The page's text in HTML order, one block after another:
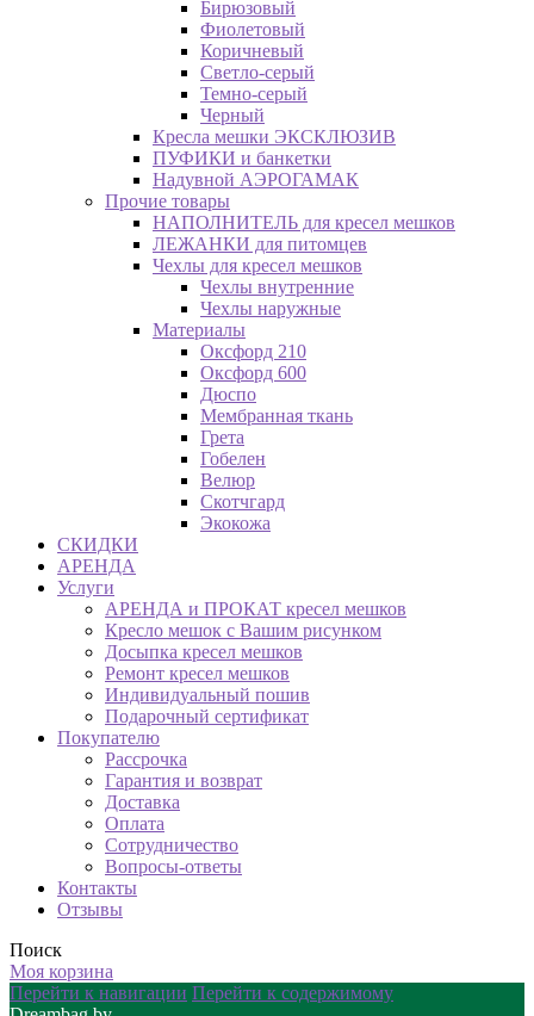
Бирюзовый
Фиолетовый
Коричневый
Светло-серый
Темно-серый
Черный
Кресла мешки ЭКСКЛЮЗИВ
ПУФИКИ и банкетки
Надувной АЭРОГАМАК
Прочие товары
НАПОЛНИТЕЛЬ для кресел мешков
ЛЕЖАНКИ для питомцев
Чехлы для кресел мешков
Чехлы внутренние
Чехлы наружные
Материалы
Оксфорд 210
Оксфорд 600
Дюспо
Мембранная ткань
Грета
Гобелен
Велюр
Скотчгард
Экокожа
СКИДКИ
АРЕНДА
Услуги
АРЕНДА и ПРОКАТ кресел мешков
Кресло мешок с Вашим рисунком
Досыпка кресел мешков
Ремонт кресел мешков
Индивидуальный пошив
Подарочный сертификат
Покупателю
Рассрочка
Гарантия и возврат
Доставка
Оплата
Сотрудничество
Вопросы-ответы
Контакты
Отзывы
Поиск
Моя корзина
Перейти к навигации Перейти к содержимому